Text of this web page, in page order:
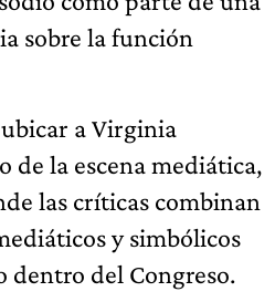
sobre la función
a Virginia
de la escena mediática,
las críticas combinan
y simbólicos
dentro del Congreso.